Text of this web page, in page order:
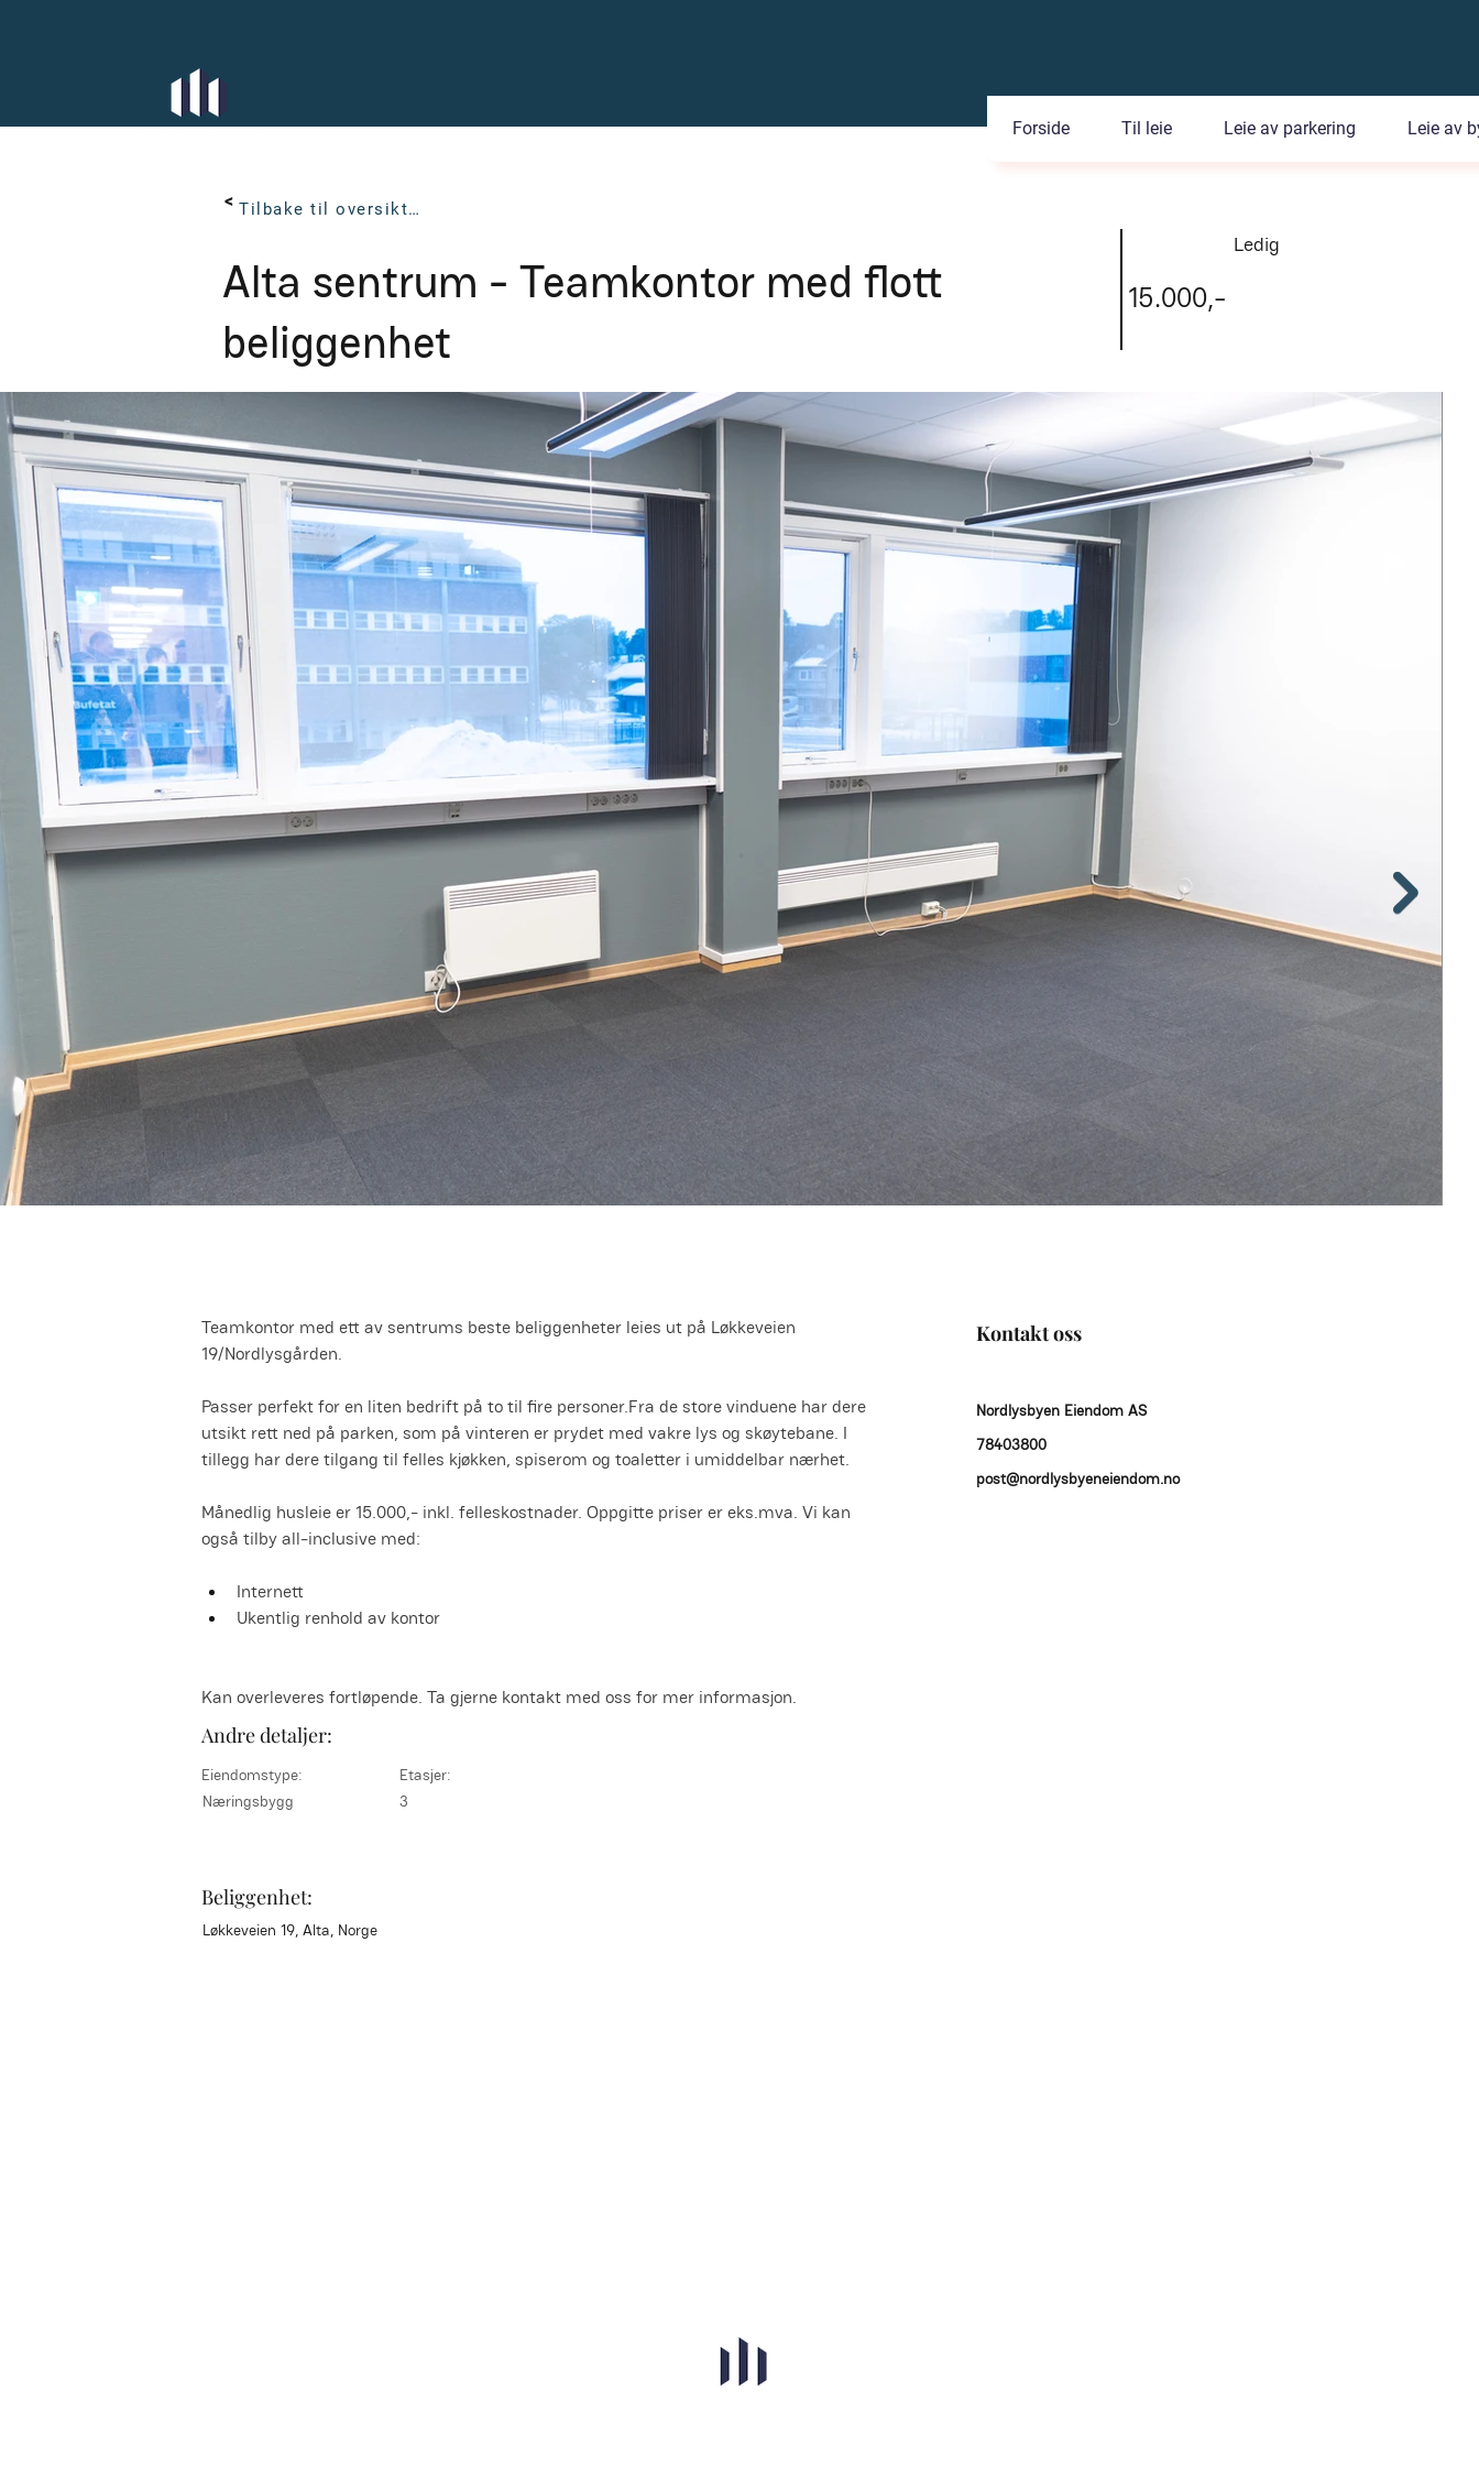
< Back Tilbake til oversikten
Alta sentrum - Teamkontor med flott
beliggenhet
Ledig
15.000,-
Forside Til leie Leie av parkering Leie av
Teamkontor med ett av sentrums beste beliggenheter leies ut på Løkkeveien
19/Nordlysgården.
Passer perfekt for en liten bedrift på to til fire personer.Fra de store vinduene har dere
utsikt rett ned på parken, som på vinteren er prydet med vakre lys og skøytebane. I
tillegg har dere tilgang til felles kjøkken, spiserom og toaletter i umiddelbar nærhet.
Månedlig husleie er 15.000,- inkl. felleskostnader. Oppgitte priser er eks.mva. Vi kan
også tilby all-inclusive med:
Internett
Ukentlig renhold av kontor
Kan overleveres fortløpende. Ta gjerne kontakt med oss for mer informasjon.
Nordlysbyen Eiendom AS
78403800
post@nordlysbyeneiendom.no
Kontakt oss
Andre detaljer:
Eiendomstype:
Næringsbygg
Etasjer:
3
Beliggenhet:
Løkkeveien 19, Alta, Norge